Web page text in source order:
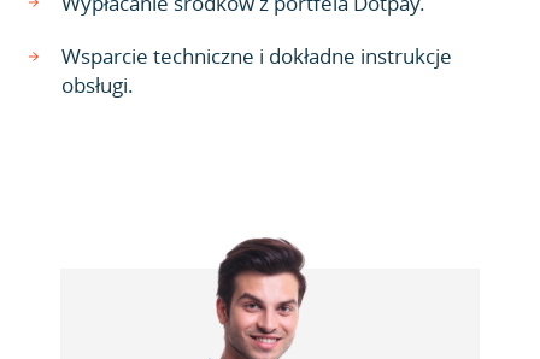
Wsparcie techniczne i dokładne instrukcje
obsługi.